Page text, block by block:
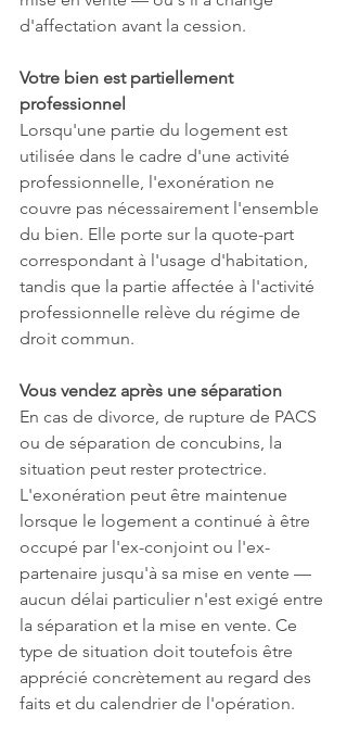
d'affectation avant la cession.
Votre bien est partiellement
professionnel
Lorsqu'une partie du logement est
utilisée dans le cadre d'une activité
professionnelle, l'exonération ne
couvre pas nécessairement l'ensemble
du bien. Elle porte sur la quote-part
correspondant à l'usage d'habitation,
tandis que la partie affectée à l'activité
professionnelle relève du régime de
droit commun.
Vous vendez après une séparation
En cas de divorce, de rupture de PACS
ou de séparation de concubins, la
situation peut rester protectrice.
L'exonération peut être maintenue
lorsque le logement a continué à être
occupé par l'ex-conjoint ou l'ex-
partenaire jusqu'à sa mise en vente —
aucun délai particulier n'est exigé entre
la séparation et la mise en vente. Ce
type de situation doit toutefois être
apprécié concrètement au regard des
faits et du calendrier de l'opération.